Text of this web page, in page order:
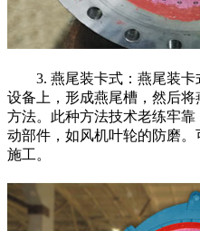
3. 燕尾装卡式：燕尾装卡
设备上，形成燕尾槽，然后
方法。此种方法技术老练牢
动部件，如风机叶轮的防磨
施工。